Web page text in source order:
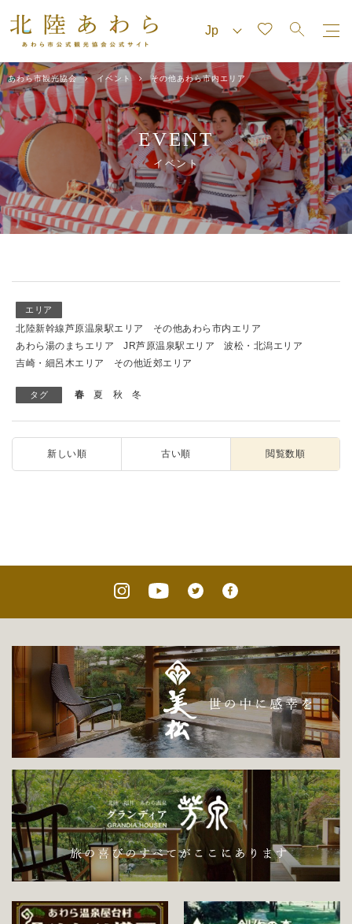
あわら市観光協会 イベント その他あわら市内エリア
EVENT
イベント
エリア
北陸新幹線芦原温泉駅エリア
その他あわら市内エリア
あわら湯のまちエリア
JR芦原温泉駅エリア
波松・北潟エリア
吉崎・細呂木エリア
その他近郊エリア
タグ 春 夏 秋 冬
新しい順 古い順 閲覧数順